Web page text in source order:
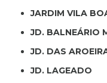
JARDIM VILA
JD. BALNEÁRIO
JD. DAS
JD. LAGEADO